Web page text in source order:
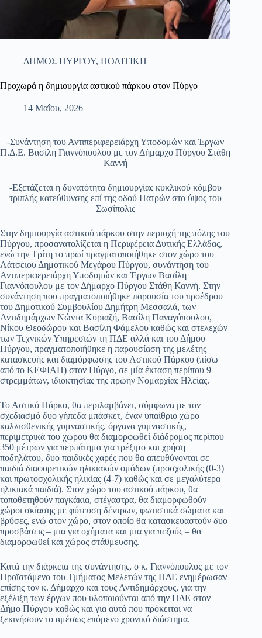
ΔΗΜΟΣ ΠΥΡΓΟΥ, ΠΟΛΙΤΙΚΗ
Προχωρά η δημιουργία αστικού πάρκου στον Πύργο
14 Μαΐου, 2026
-Συνάντηση του Αντιπεριφερειάρχη Υποδομών και Έργων
Π.Δ.Ε. Βασίλη Γιαννόπουλου με τον Δήμαρχο Πύργου Στάθη
Καννή
-Εξετάζεται η δυνατότητα δημιουργίας κυκλικού κόμβου
τριπλής κατεύθυνσης επί της οδού Πατρών στο ύψος του
Σωσίπολις
Στην δημιουργία αστικού πάρκου στην περιοχή της πόλης του
Πύργου, προσανατολίζεται η Περιφέρεια Δυτικής Ελλάδας,
ενώ την Τρίτη το πρωί πραγματοποιήθηκε στον χώρο του
Λάτσειου Δημοτικού Μεγάρου Πύργου, συνάντηση του
Αντιπεριφερειάρχη Υποδομών και Έργων Βασίλη
Γιαννόπουλου με τον Δήμαρχο Πύργου Στάθη Καννή. Στην
συνάντηση που πραγματοποιήθηκε παρουσία του προέδρου
του Δημοτικού Συμβουλίου Δημήτρη Μεσσαλά, των
Αντιδημάρχων Νώντα Κυριαζή, Βασίλη Παναγόπουλου,
Νίκου Θεοδώρου και Βασίλη Φάμελου καθώς και στελεχών
των Τεχνικών Υπηρεσιών τη ΠΔΕ αλλά και του Δήμου
Πύργου, πραγματοποιήθηκε η παρουσίαση της μελέτης
κατασκευής και διαμόρφωσης του Αστικού Πάρκου (πίσω
από το ΚΕΦΙΑΠ) στον Πύργο, σε μία έκταση περίπου 9
στρεμμάτων, ιδιοκτησίας της πρώην Νομαρχίας Ηλείας.
Το Αστικό Πάρκο, θα περιλαμβάνει, σύμφωνα με τον
σχεδιασμό δυο γήπεδα μπάσκετ, έναν υπαίθριο χώρο
καλλισθενικής γυμναστικής, όργανα γυμναστικής,
περιμετρικά του χώρου θα διαμορφωθεί διάδρομος περίπου
350 μέτρων για περπάτημα για τρέξιμο και χρήση
ποδηλάτου, δυο παιδικές χαρές που θα απευθύνονται σε
παιδιά διαφορετικών ηλικιακών ομάδων (προσχολικής (0-3)
και πρωτοσχολικής ηλικίας (4-7) καθώς και σε μεγαλύτερα
ηλικιακά παιδιά). Στον χώρο του αστικού πάρκου, θα
τοποθετηθούν παγκάκια, στέγαστρα, θα διαμορφωθούν
χώροι σκίασης με φύτευση δέντρων, φωτιστικά σώματα και
βρύσες, ενώ στον χώρο, στον οποίο θα κατασκευαστούν δυο
προσβάσεις – μια για οχήματα και μια για πεζούς – θα
διαμορφωθεί και χώρος στάθμευσης.
Κατά την διάρκεια της συνάντησης, ο κ. Γιαννόπουλος με τον
Προϊστάμενο του Τμήματος Μελετών της ΠΔΕ ενημέρωσαν
επίσης τον κ. Δήμαρχο και τους Αντιδημάρχους, για την
εξέλιξη των έργων που υλοποιούνται από την ΠΔΕ στον
Δήμο Πύργου καθώς και για αυτά που πρόκειται να
ξεκινήσουν το αμέσως επόμενο χρονικό διάστημα.